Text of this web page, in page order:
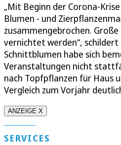
„Mit Beginn der Corona-
Blumen - und
zusammengebrochen.
vernichtet werden“, schildert
Schnittblumen habe sich
Veranstaltungen nicht
nach Topfpflanzen für Haus
Vergleich zum Vorjahr
ANZEIGE X
SERVICES